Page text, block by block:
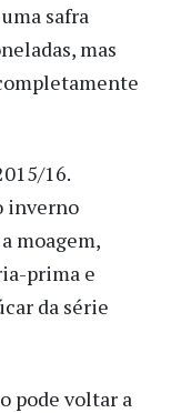
safra
mas
16.
inverno
moagem,
prima e
da série
pode voltar a